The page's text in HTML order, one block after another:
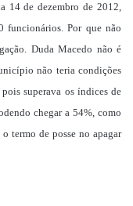
14 de dezembro de 2012,
funcionários. Por que não
Duda Macedo não é
não teria condições
superava os índices de
chegar a 54%, como
termo de posse no apagar